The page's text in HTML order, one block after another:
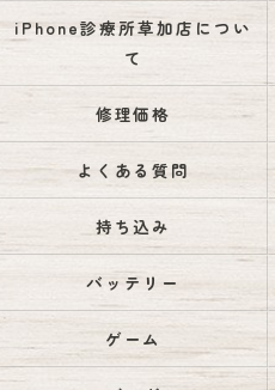
iPhone診療所草加店につい
て
修理価格
よくある質問
持ち込み
バッテリー
ゲーム